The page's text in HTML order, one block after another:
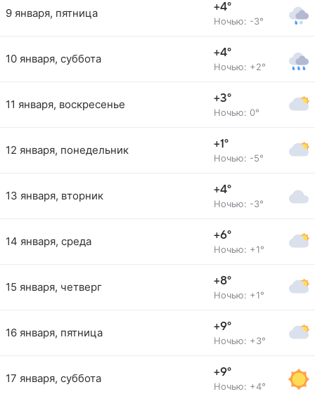
9 января, пятница +4°
Ночью: -3°
10 января, суббота +4°
Ночью: +2°
11 января, воскресенье +3°
Ночью: 0°
12 января, понедельник +1°
Ночью: -5°
13 января, вторник +4°
Ночью: -3°
14 января, среда +6°
Ночью: +1°
15 января, четверг +8°
Ночью: +1°
16 января, пятница +9°
Ночью: +3°
17 января, суббота +9°
Ночью: +4°